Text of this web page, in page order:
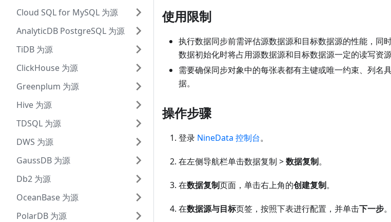
Cloud SQL for MySQL 为源
AnalyticDB PostgreSQL 为源
TiDB 为源
ClickHouse 为源
Greenplum 为源
Hive 为源
TDSQL 为源
DWS 为源
GaussDB 为源
Db2 为源
OceanBase 为源
PolarDB 为源
使用限制
执行数据同步前需评估源数据源和目标数据源的性能，同
数据初始化时将占用源数据源和目标数据源一定的读写资
需要确保同步对象中的每张表都有主键或唯一约束、列名
据。
操作步骤
登录 NineData 控制台。
在左侧导航栏单击数据复制 >数据复制。
在数据复制页面，单击右上角的创建复制。
在数据源与目标页签，按照下表进行配置，并单击下一步。